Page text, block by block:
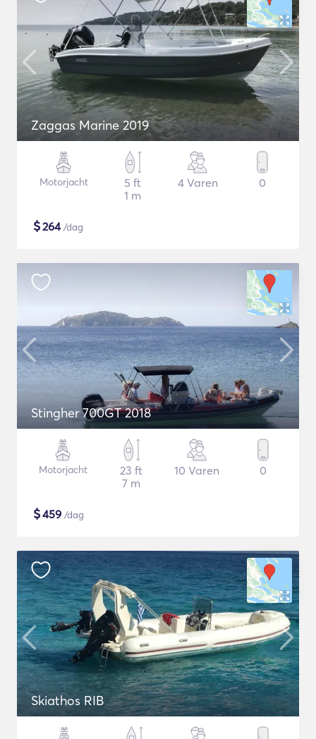
Zaggas Marine 2019
Motorjacht
5 ft
1 m
4 Varen 0
$264/dag
Stingher 700GT 2018
Motorjacht
23 ft
7 m
10 Varen 0
$459 /dag
Skiathos RIB